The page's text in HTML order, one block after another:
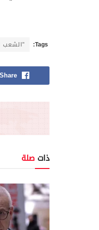
Tags: "الشعب
Share
ذات صلة